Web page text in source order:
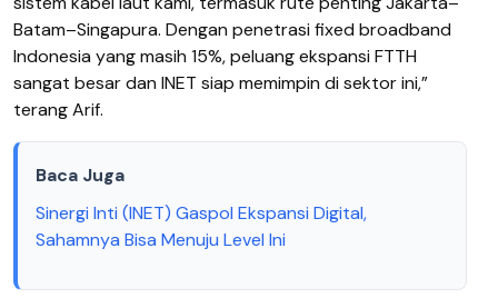
Batam–Singapura. Dengan penetrasi fixed broadband
Indonesia yang masih 15%, peluang ekspansi FTTH
sangat besar dan INET siap memimpin di sektor ini,”
terang Arif.
Baca Juga
Sinergi Inti (INET) Gaspol Ekspansi Digital,
Sahamnya Bisa Menuju Level Ini